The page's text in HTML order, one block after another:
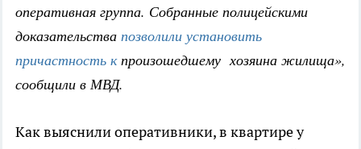
оперативная группа. Собранные полицейскими
доказательства позволили установить
причастность кпроизошедшему хозяина жилища»,
сообщили в МВД.
Как выяснили оперативники, в квартире у